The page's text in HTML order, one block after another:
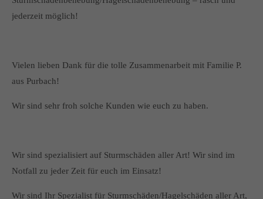
jederzeit möglich!
Vielen lieben Dank für die tolle Zusammenarbeit mit Familie P.
aus Purbach!
Wir sind sehr froh solche Kunden wie euch zu haben.
Wir sind spezialisiert auf Sturmschäden aller Art! Wir sind im
Notfall zu jeder Zeit für euch im Einsatz!
Wir sind Ihr Spezialist für Sturmschäden/Hagelschäden aller Art,